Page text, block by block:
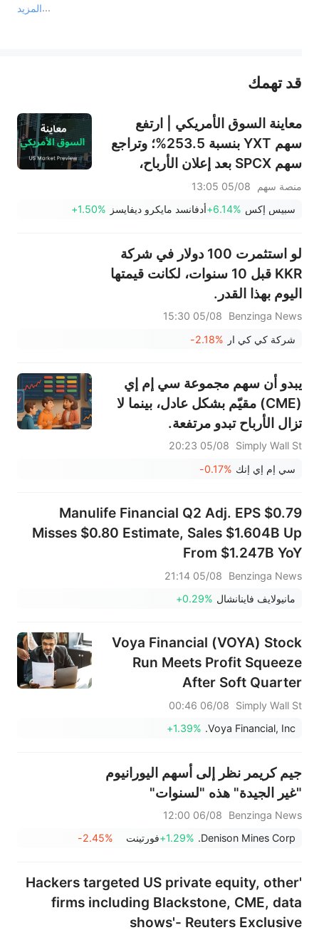
المزيد
عند الضرورة، يرجى استشارة مستشار استثمار محترف. لا تقدم منصة سهم أي مشورة استثمارية، ولا تقدم أي التزامات أو ضمانات.
قد تهمك
معاينة السوق الأمريكي | ارتفع
سهم YXT بنسبة 253.5%؛ وتراجع
سهم SPCX بعد إعلان الأرباح،
وينتهي حظر التداول يوم الخميس؛
وستعلن شركتا SNDK وWDC عن
تقول إن مضيق هرمز لن يُفتح فورًا
منصة سهم
05/08 13:05
سبيس إكس +6.14%أدفانسد مايكرو ديفايسز +1.50%
لو استثمرت 100 دولار في شركة
KKR قبل 10 سنوات، لكانت قيمتها
اليوم بهذا القدر.
Benzinga News
05/08 15:30
شركة كي كي ار -2.18%
يبدو أن سهم مجموعة سي إم إي
(CME) مقيّم بشكل عادل، بينما لا
تزال الأرباح تبدو مرتفعة.
Simply Wall St
05/08 20:23
سي إم إي إنك -0.17%
Manulife Financial Q2 Adj. EPS $0.79
Misses $0.80 Estimate, Sales $1.604B Up
From $1.247B YoY
Benzinga News
05/08 21:14
مانيولايف فاينانشال +0.29%
Voya Financial (VOYA) Stock
Run Meets Profit Squeeze
After Soft Quarter
Simply Wall St
06/08 00:46
Voya Financial, Inc.
+1.39%
جيم كريمر نظر إلى أسهم اليورانيوم
"غير الجيدة" هذه "لسنوات"
Benzinga News
06/08 12:00
Denison Mines Corp.
+1.29%فورتينت -2.45%
'Hackers targeted US private equity, other
firms including Blackstone, CME, data
shows'- Reuters Exclusive